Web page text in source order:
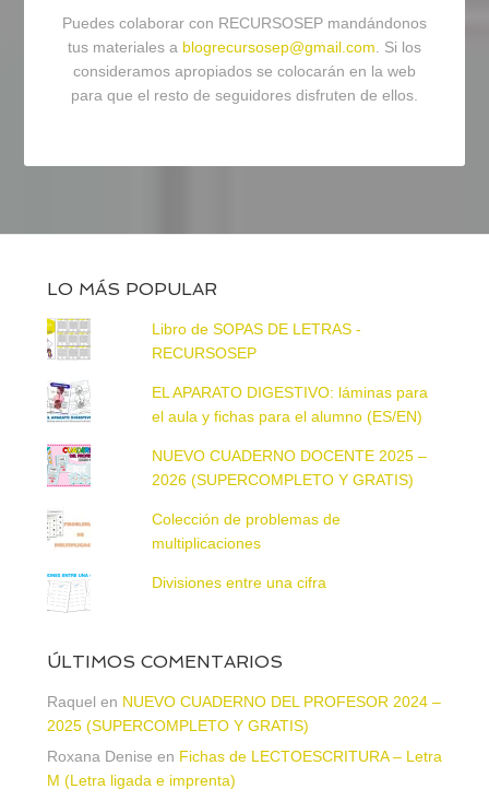
Puedes colaborar con RECURSOSEP mandándonos
tus materiales a blogrecursosep@gmail.com . Si los
consideramos apropiados se colocarán en la web
para que el resto de seguidores disfruten de ellos.
LO MÁS POPULAR
Libro de SOPAS DE LETRAS -
RECURSOSEP
EL APARATO DIGESTIVO: láminas para
el aula y fichas para el alumno (ES/EN)
NUEVO CUADERNO DOCENTE 2025 –
2026 (SUPERCOMPLETO Y GRATIS)
Colección de problemas de
multiplicaciones
Divisiones entre una cifra
ÚLTIMOS COMENTARIOS
Raquel en NUEVO CUADERNO DEL PROFESOR 2024 –
2025 (SUPERCOMPLETO Y GRATIS)
Roxana Denise en Fichas de LECTOESCRITURA – Letra
M (Letra ligada e imprenta)